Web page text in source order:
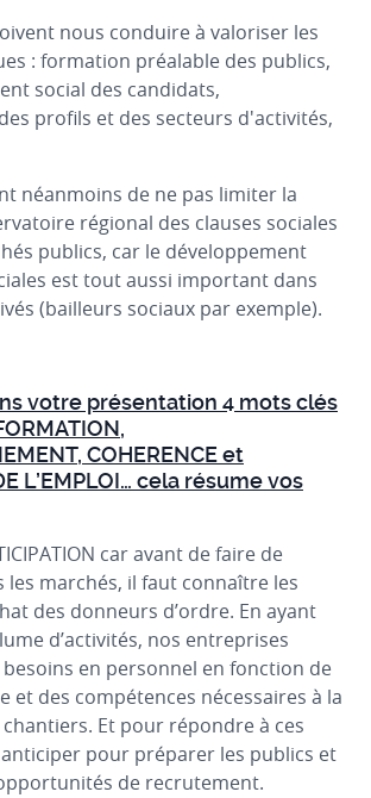
nous conduire à valoriser les
: formation préalable des publics,
social des candidats,
profils et des secteurs d'activités,
néanmoins de ne pas limiter la
régional des clauses sociales
publics, car le développement
est tout aussi important dans
(bailleurs sociaux par exemple).
votre présentation 4 mots clés
COHERENCE et
L’EMPLOI… cela résume vos
car avant de faire de
les marchés, il faut connaître les
des donneurs d’ordre. En ayant
d’activités, nos entreprises
en personnel en fonction de
et des compétences nécessaires à la
Et pour répondre à ces
pour préparer les publics et
de recrutement.